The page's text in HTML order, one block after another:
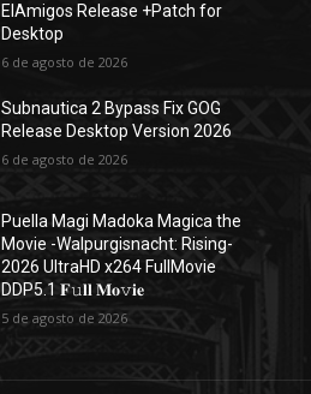
ElAmigos Release +Patch for
Desktop
6 de agosto de 2026
Subnautica 2 Bypass Fix GOG
Release Desktop Version 2026
6 de agosto de 2026
Puella Magi Madoka Magica the
Movie -Walpurgisnacht: Rising-
2026 UltraHD x264 FullMovie
DDP5.1 𝐅𝚞𝐥𝐥 𝐌𝐨𝚟𝐢𝐞
5 de agosto de 2026